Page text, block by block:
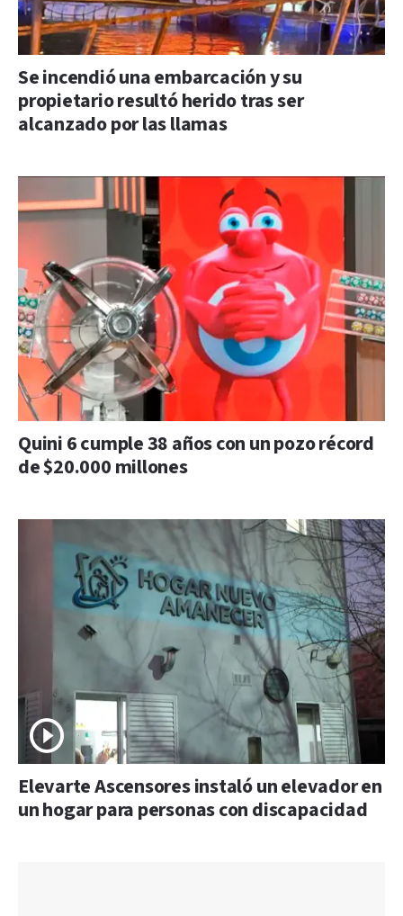
Se incendió una embarcación y su
propietario resultó herido tras ser
alcanzado por las llamas
Quini 6 cumple 38 años con un pozo récord
de $20.000 millones
Elevarte Ascensores instaló un elevador en
un hogar para personas con discapacidad